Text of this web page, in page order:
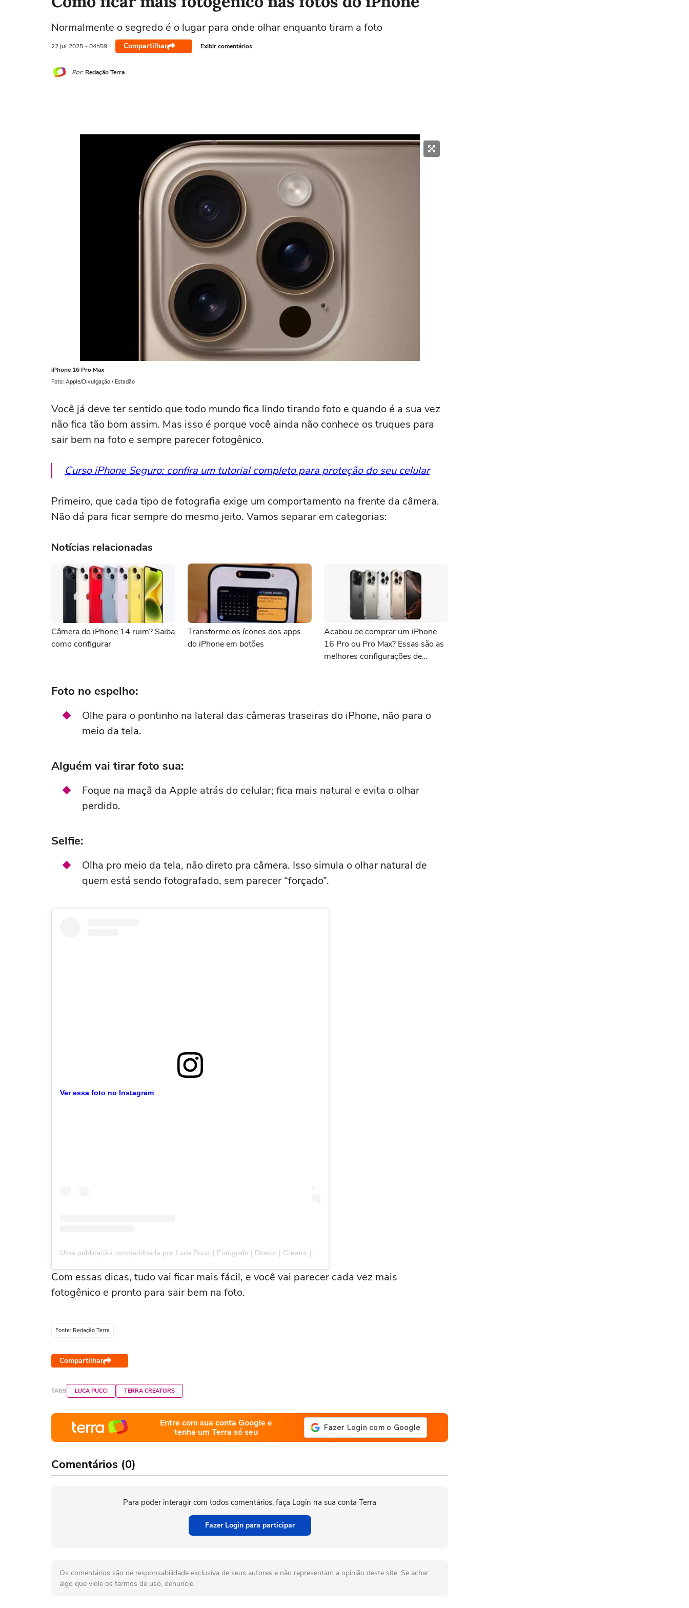
Normalmente o segredo é o lugar para onde olhar enquanto tiram a foto
22 jul 2025 - 04h59 Compartilhar Exibir comentários
Por: Redação Terra
iPhone 16 Pro Max
Foto: Apple/Divulgação / Estadão
Você já deve ter sentido que todo mundo fica lindo tirando foto e quando é a sua vez
não fica tão bom assim. Mas isso é porque você ainda não conhece os truques para
sair bem na foto e sempre parecer fotogênico.
Curso iPhone Seguro: confira um tutorial completo para proteção do seu celular
Primeiro, que cada tipo de fotografia exige um comportamento na frente da câmera.
Não dá para ficar sempre do mesmo jeito. Vamos separar em categorias:
Notícias relacionadas
Câmera do iPhone 14 ruim? Saiba
como configurar
Transforme os ícones dos apps
do iPhone em botões
Acabou de comprar um iPhone
16 Pro ou Pro Max? Essas são as
melhores configurações de
Foto no espelho:
Olhe para o pontinho na lateral das câmeras traseiras do iPhone, não para o
meio da tela.
Alguém vai tirar foto sua:
Foque na maçã da Apple atrás do celular; fica mais natural e evita o olhar
perdido.
Selfie:
Olha pro meio da tela, não direto pra câmera. Isso simula o olhar natural de
quem está sendo fotografado, sem parecer “forçado”.
Ver essa foto no Instagram
Uma publicação compartilhada por Luca Pucci | Fotógrafo | Diretor | Creator | Social Media (@puccistudio)
Com essas dicas, tudo vai ficar mais fácil, e você vai parecer cada vez mais
fotogênico e pronto para sair bem na foto.
Fonte: Redação Terra
Compartilhar
TAGS LUCA PUCCI TERRA CREATORS
Entre com sua conta Google e
tenha um Terra só seu
Comentários (0)
Para poder interagir com todos comentários, faça Login na sua conta Terra
Fazer Login para participar
Os comentários são de responsabilidade exclusiva de seus autores e não representam a opinião deste site. Se achar
algo que viole os termos de uso, denuncie.